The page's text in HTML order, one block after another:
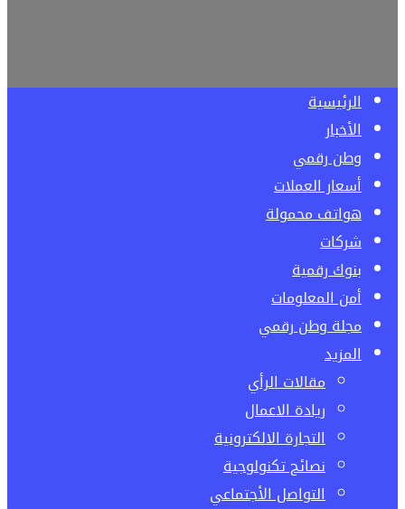
الرئيسية
الأخبار
وطن رقمي
أسعار العملات
هواتف محمولة
شركات
بنوك رقمية
أمن المعلومات
مجلة وطن رقمي
المزيد
مقالات الرأي
ريادة الاعمال
التجارة الالكترونية
نصائح تكنولوجية
التواصل الأجتماعي